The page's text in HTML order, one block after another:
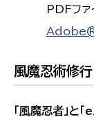
PDFファ
風魔忍術修
「風魔忍者」と